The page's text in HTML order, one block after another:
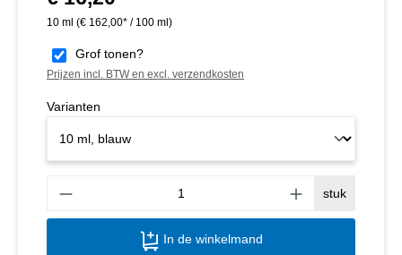
10 ml (€ 162,00* / 100 ml)
Grof tonen?
Prijzen incl. BTW en excl. verzendkosten
Varianten
stuk
In de winkelmand